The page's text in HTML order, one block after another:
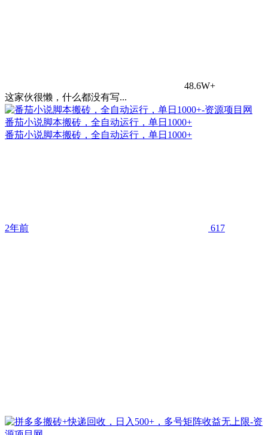
48.6W+
这家伙很懒，什么都没有写...
番茄小说脚本搬砖，全自动运行，单日1000+
番茄小说脚本搬砖，全自动运行，单日1000+
2年前 617